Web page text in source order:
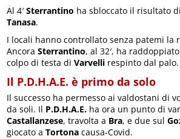
Al 4′Sterrantino ha sbloccato il risultato
Tanasa.
I locali hanno controllato senza patemi la
AncoraSterrantino, al 32′, ha
colpo di testa diVarvelli respinto dal palo.
Il P.D.H.A.E. è primo da solo
Il successo ha permesso ai valdostani di
da soli. Il P.D.H.A.E. ha ora un punto di
Castallanzese, travolta a Bra, e due sul
giocato aTortona causa-Covid.